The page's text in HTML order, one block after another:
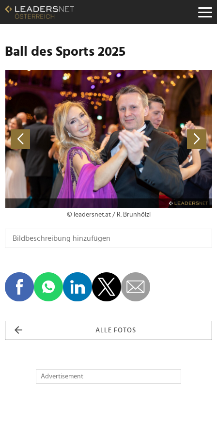
Zum
Inhalt
Zur
Navigation
Zur
Hauptnavigation
Ball des Sports 2025
© leadersnet.at / R. Brunhölzl
ALLE FOTOS
Advertisement